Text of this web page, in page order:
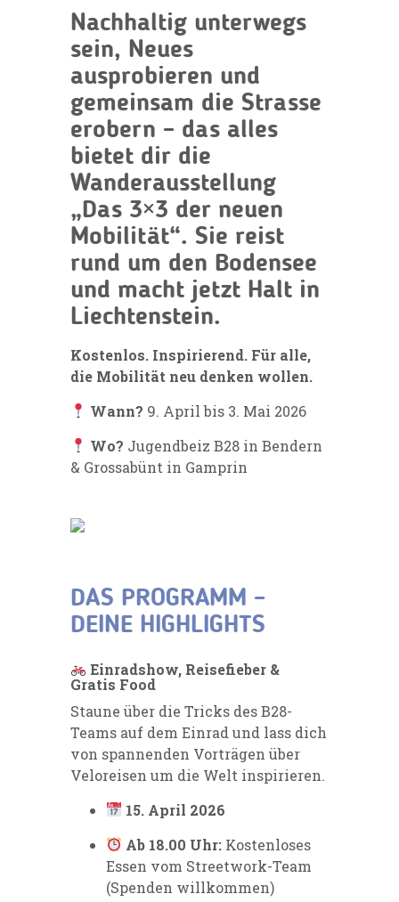
Nachhaltig unterwegs
sein, Neues
ausprobieren und
gemeinsam die Strasse
erobern – das alles
bietet dir die
Wanderausstellung
„Das 3×3 der neuen
Mobilität“. Sie reist
rund um den Bodensee
und macht jetzt Halt in
Liechtenstein.
Kostenlos. Inspirierend. Für alle,
die Mobilität neu denken wollen.
Wann? 9. April bis 3. Mai 2026
Wo? Jugendbeiz B28 in Bendern
& Grossabünt in Gamprin
DAS PROGRAMM –
DEINE HIGHLIGHTS
Einradshow, Reisefieber &
Gratis Food
Staune über die Tricks des B28-
Teams auf dem Einrad und lass dich
von spannenden Vorträgen über
Veloreisen um die Welt inspirieren.
15. April 2026
Ab 18.00 Uhr: Kostenloses
Essen vom Streetwork-Team
(Spenden willkommen)